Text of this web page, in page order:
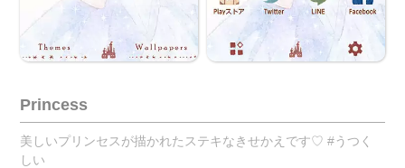
Princess
美しいプリンセスが描かれたステキなきせかえです♡ #うつく
しい